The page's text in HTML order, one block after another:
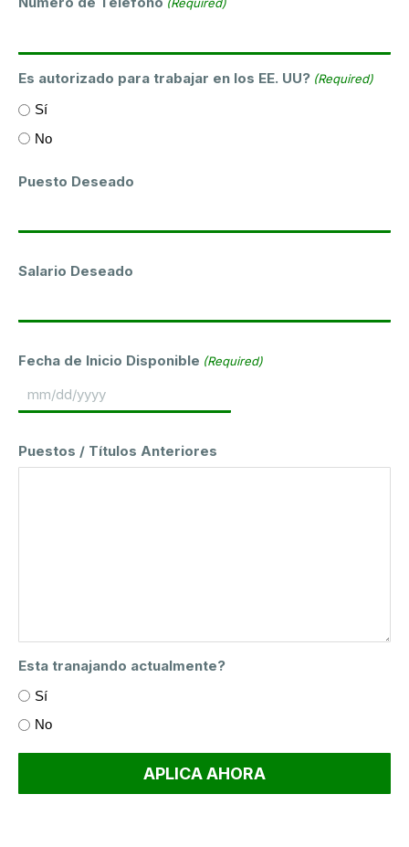
Es autorizado para trabajar en los EE. UU? (Required)
Sí
No
Puesto Deseado
Salario Deseado
Fecha de Inicio Disponible (Required)
MM
DD
Puestos / Títulos Anteriores
Esta tranajando actualmente?
Sí
No